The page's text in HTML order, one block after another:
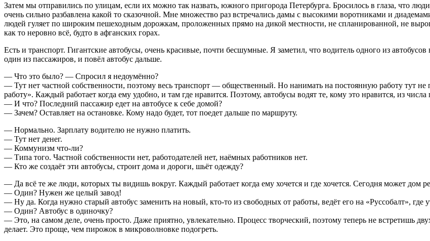
Затем мы отправились по улицам, если их можно так назвать, южного пригорода Петербурга. Бросилось в глаза, что
очень сильно разбавлена какой то сказочной. Мне множество раз встречались дамы с высокими воротниками и
людей гуляет по широким пешеходным дорожкам, проложенных прямо на дикой местности, не спланированной, не
как то неровно всё, будто в афганских горах.
Есть и транспорт. Гигантские автобусы, очень красивые, почти бесшумные. Я заметил, что водитель одного из
один из пассажиров, и повёл автобус дальше.
— Что это было? — Спросил я недоумённо?
— Тут нет частной собственности, поэтому весь транспорт — общественный. Но нанимать на постоянную работу тут не
работу». Каждый работает когда ему удобно, и там где нравится. Поэтому, автобусы водят те, кому это нравится, из числа
— И что? Последний пассажир едет на автобусе к себе домой?
— Зачем? Оставляет на остановке. Кому надо будет, тот поедет дальше по маршруту.
— Нормально. Зарплату водителю не нужно платить.
— Тут нет денег.
— Коммунизм что-ли?
— Типа того. Частной собственности нет, работодателей нет, наёмных работников нет.
— Кто же создаёт эти автобусы, строит дома и дороги, шьёт одежду?
— Да всё те же люди, которых ты видишь вокруг. Каждый работает когда ему хочется и где хочется. Сегодня может дом
— Один? Нужен же целый завод!
— Ну да. Когда нужно старый автобус заменить на новый, кто-то из свободных от работы, ведёт его на «Руссобалт», где
— Один? Автобус в одиночку?
— Это, на самом деле, очень просто. Даже приятно, увлекательно. Процесс творческий, поэтому теперь не встретишь
делает. Это проще, чем пирожок в микроволновке подогреть.